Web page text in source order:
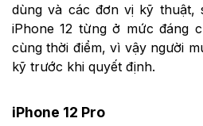
dùng và các đơn vị kỹ thuật,
iPhone 12 từng ở mức đáng
cùng thời điểm, vì vậy người
kỹ trước khi quyết định.
iPhone 12 Pro